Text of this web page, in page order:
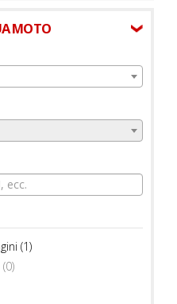
MOTO
(1)